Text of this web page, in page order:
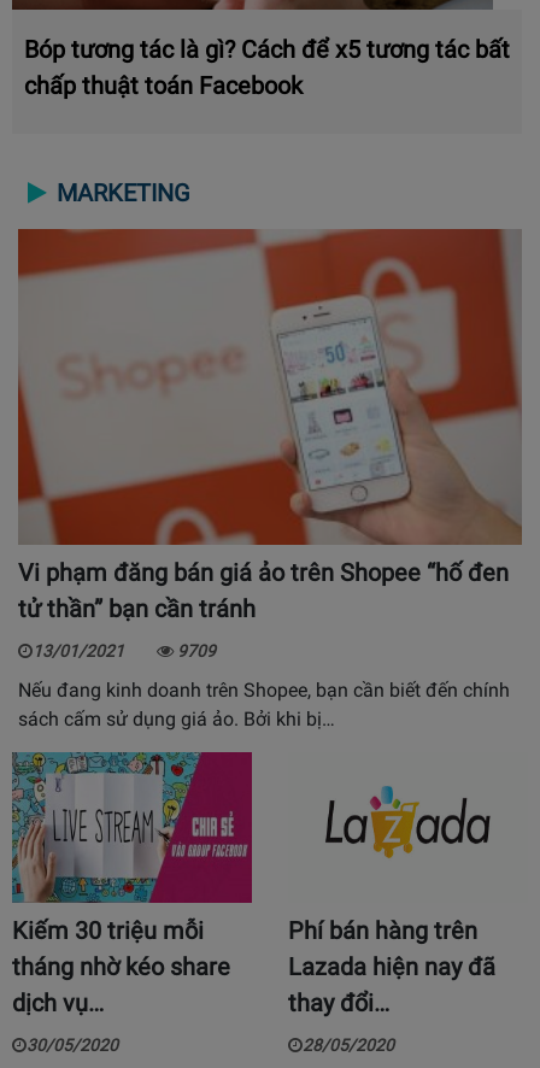
Bóp tương tác là gì? Cách để x5 tương tác bất
chấp thuật toán Facebook
MARKETING
Vi phạm đăng bán giá ảo trên Shopee “hố đen
tử thần” bạn cần tránh
13/01/2021 9709
Nếu đang kinh doanh trên Shopee, bạn cần biết đến chính
sách cấm sử dụng giá ảo. Bởi khi bị…
Kiếm 30 triệu mỗi
tháng nhờ kéo share
dịch vụ…
30/05/2020
Phí bán hàng trên
Lazada hiện nay đã
thay đổi…
28/05/2020